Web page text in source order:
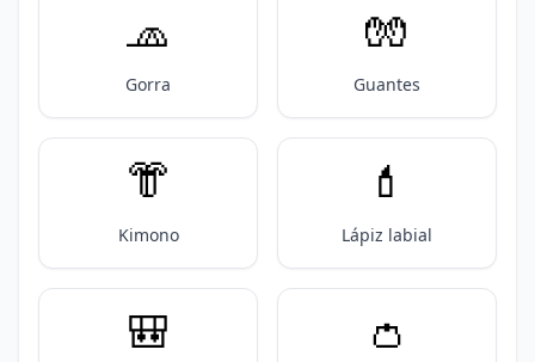
🧢
Gorra
🧤
Guantes
👘
Kimono
💄
Lápiz labial
🎒 👛